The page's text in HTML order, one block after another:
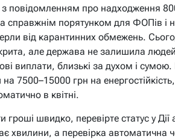
повідомленням про надходження
справжнім порятунком для ФОПів і
від карантинних обмежень.
але держава не залишила
виплати, близькі за духом і
на 7500–15000 грн на
в квітні.
швидко, перевірте статус у
хвилини, а перевірка автоматична